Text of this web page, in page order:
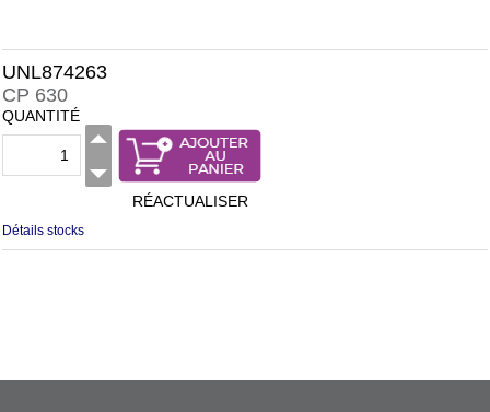
UNL874263
CP 630
QUANTITÉ
RÉACTUALISER
Détails stocks